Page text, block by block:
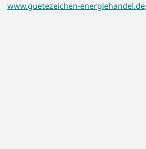
www.guetezeichen-energiehandel.de.